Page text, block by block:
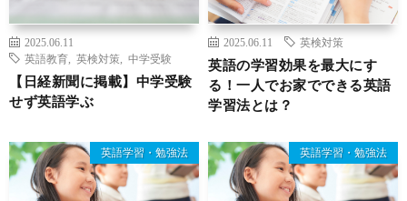
2025.06.11
英語教育
英検対策 中学受験
【日経新聞に掲載】中学受験
せず英語学ぶ
2025.06.11 英検対策
英語の学習効果を最大にす
る！一人でお家でできる英語
学習法とは？
英語学習・勉強法 英語学習・勉強法